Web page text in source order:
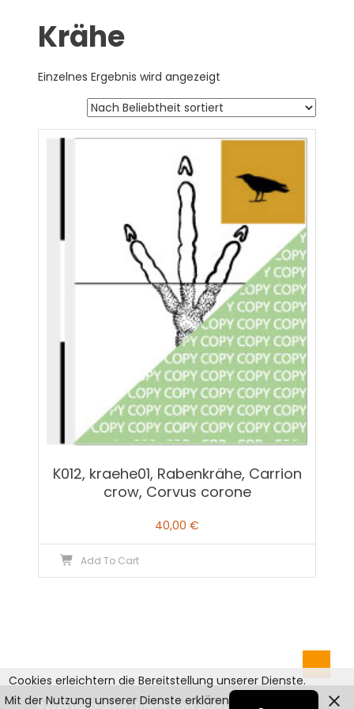
Krähe
Einzelnes Ergebnis wird angezeigt
K012, kraehe01, Rabenkrähe, Carrion
crow, Corvus corone
40,00 €
Add To Cart
©2024 pd-graphik|Theme: Easy Store by Mystery Themes
English
Cookies erleichtern die Bereitstellung unserer Dienste.
Mit der Nutzung unserer Dienste erklären Sie sich damit